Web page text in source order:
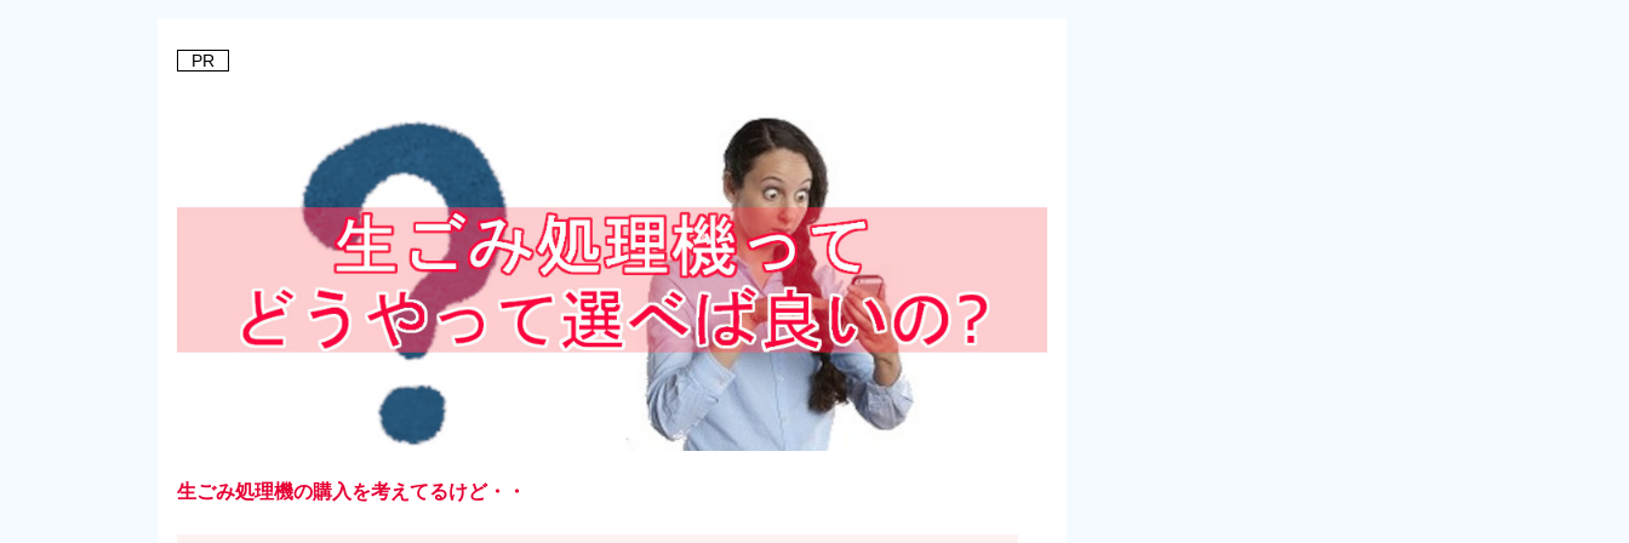
PR
生ごみ処理機の購入を考えてるけど・・